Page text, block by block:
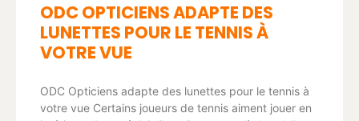
ODC OPTICIENS ADAPTE DES
LUNETTES POUR LE TENNIS À
VOTRE VUE
ODC Opticiens adapte des lunettes pour le tennis à
votre vue Certains joueurs de tennis aiment jouer en